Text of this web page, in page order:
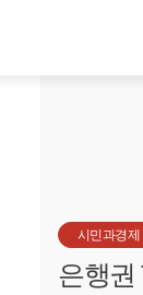
시민과경제
은행권